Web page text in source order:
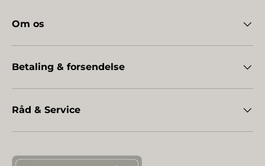
Om os
Betaling & forsendelse
Råd & Service